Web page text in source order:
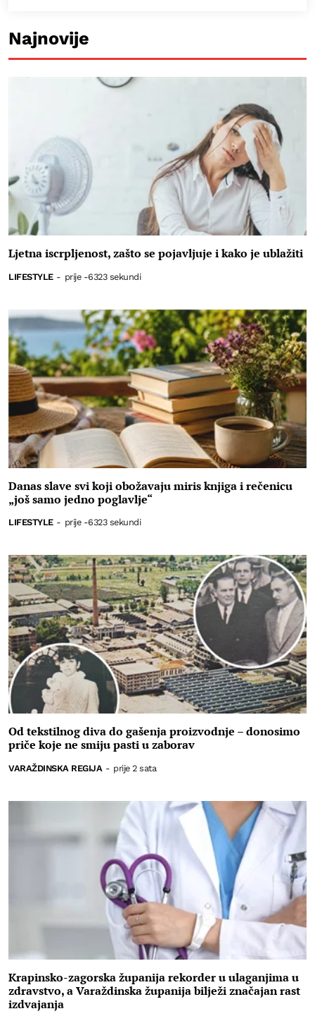
Najnovije
Ljetna iscrpljenost, zašto se pojavljuje i kako je ublažiti
LIFESTYLE - prije -6323 sekundi
Danas slave svi koji obožavaju miris knjiga i rečenicu
„još samo jedno poglavlje“
LIFESTYLE - prije -6323 sekundi
Od tekstilnog diva do gašenja proizvodnje – donosimo
priče koje ne smiju pasti u zaborav
VARAŽDINSKA REGIJA - prije 2 sata
Krapinsko-zagorska županija rekorder u ulaganjima u
zdravstvo, a Varaždinska županija bilježi značajan rast
izdvajanja